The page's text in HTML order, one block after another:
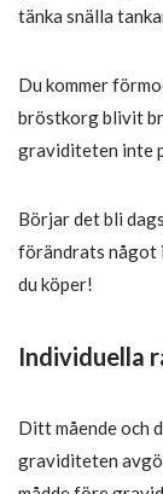
tänka snälla
Du kommer
bröstkorg blivit
graviditeten inte
Börjar det bli
förändrats något
du köper!
Individuella
Ditt mående och
graviditeten